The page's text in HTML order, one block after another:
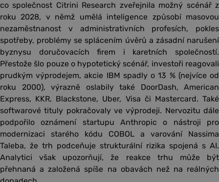
co společnost Citrini Research zveřejnila možný scénář z
roku 2028, v němž umělá inteligence způsobí masovou
nezaměstnanost v administrativních profesích, pokles
spotřeby, problémy se splácením úvěrů a zásadní narušení
byznysu doručovacích firem i karetních společností.
Přestože šlo pouze o hypotetický scénář, investoři reagovali
prudkým výprodejem, akcie IBM spadly o 13 % (nejvíce od
roku 2000), výrazně oslabily také DoorDash, American
Express, KKR, Blackstone, Uber, Visa či Mastercard. Také
softwarové tituly pokračovaly ve výprodeji. Nervozitu dále
podpořilo oznámení startupu Anthropic o nástroji pro
modernizaci starého kódu COBOL a varování Nassima
Taleba, že trh podceňuje strukturální rizika spojená s AI.
Analytici však upozorňují, že reakce trhu může být
přehnaná a založená spíše na obavách než na reálných